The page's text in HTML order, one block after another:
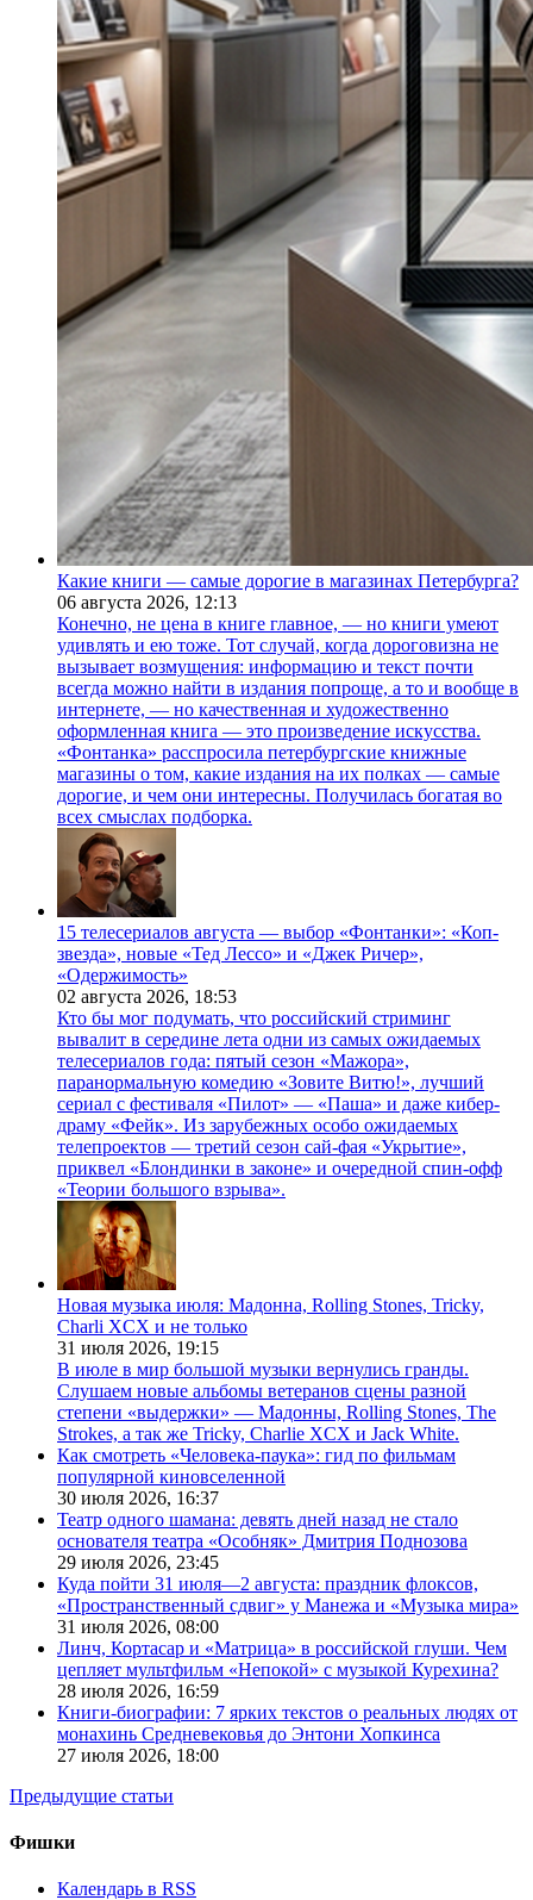
Какие книги — самые дорогие в магазинах Петербурга?
06 августа 2026, 12:13
Конечно, не цена в книге главное, — но книги умеют
удивлять и ею тоже. Тот случай, когда дороговизна не
вызывает возмущения: информацию и текст почти
всегда можно найти в издания попроще, а то и вообще в
интернете, — но качественная и художественно
оформленная книга — это произведение искусства.
«Фонтанка» расспросила петербургские книжные
магазины о том, какие издания на их полках — самые
дорогие, и чем они интересны. Получилась богатая во
всех смыслах подборка.
15 телесериалов августа — выбор «Фонтанки»: «Коп-
звезда», новые «Тед Лессо» и «Джек Ричер»,
«Одержимость»
02 августа 2026, 18:53
Кто бы мог подумать, что российский стриминг
вывалит в середине лета одни из самых ожидаемых
телесериалов года: пятый сезон «Мажора»,
паранормальную комедию «Зовите Витю!», лучший
сериал с фестиваля «Пилот» — «Паша» и даже кибер-
драму «Фейк». Из зарубежных особо ожидаемых
телепроектов — третий сезон сай-фая «Укрытие»,
приквел «Блондинки в законе» и очередной спин-офф
«Теории большого взрыва».
Новая музыка июля: Мадонна, Rolling Stones, Tricky,
Charli XCX и не только
31 июля 2026, 19:15
В июле в мир большой музыки вернулись гранды.
Слушаем новые альбомы ветеранов сцены разной
степени «выдержки» — Мадонны, Rolling Stones, The
Strokes, а так же Tricky, Charlie XCX и Jack White.
Как смотреть «Человека-паука»: гид по фильмам
популярной киновселенной
30 июля 2026, 16:37
Театр одного шамана: девять дней назад не стало
основателя театра «Особняк» Дмитрия Поднозова
29 июля 2026, 23:45
Куда пойти 31 июля—2 августа: праздник флоксов,
«Пространственный сдвиг» у Манежа и «Музыка мира»
31 июля 2026, 08:00
Линч, Кортасар и «Матрица» в российской глуши. Чем
цепляет мультфильм «Непокой» с музыкой Курехина?
28 июля 2026, 16:59
Книги-биографии: 7 ярких текстов о реальных людях от
монахинь Средневековья до Энтони Хопкинса
27 июля 2026, 18:00
Предыдущие статьи
Фишки
Календарь в RSS